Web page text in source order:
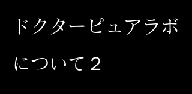
ドクターピュアラボ
について２